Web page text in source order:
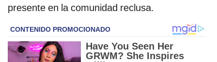
presente en la comunidad reclusa.